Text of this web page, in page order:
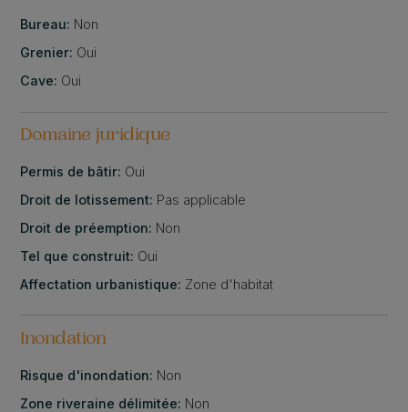
Bureau: Non
Grenier: Oui
Cave: Oui
Domaine juridique
Permis de bâtir: Oui
Droit de lotissement: Pas applicable
Droit de préemption: Non
Tel que construit: Oui
Affectation urbanistique: Zone d'habitat
Inondation
Risque d'inondation: Non
Zone riveraine délimitée: Non